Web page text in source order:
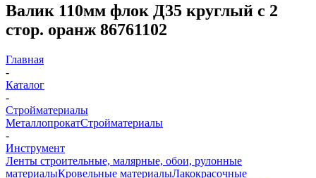
Валик 110мм флок Д35 круглый с 2
стор. оранж 86761102
Главная
-
Каталог
-
Стройматериалы
МеталлопрокатСтройматериалы
-
Инструмент
Ленты строительные, малярные, обои, рулонные
материалыКровельные материалыЛакокрасочные